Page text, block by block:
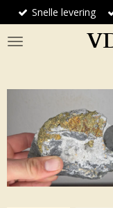
Ga
direct
naar
Snelle levering